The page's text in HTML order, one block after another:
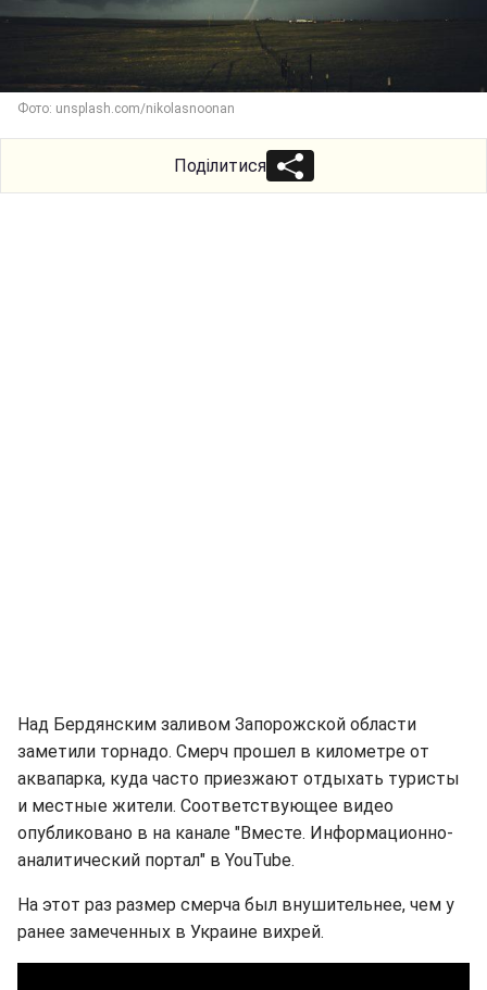
Фото: unsplash.com/nikolasnoonan
Поділитися
Над Бердянским заливом Запорожской области
заметили торнадо. Смерч прошел в километре от
аквапарка, куда часто приезжают отдыхать туристы
и местные жители. Соответствующее видео
опубликовано в на канале "Вместе. Информационно-
аналитический портал" в YouTube.
На этот раз размер смерча был внушительнее, чем у
ранее замеченных в Украине вихрей.